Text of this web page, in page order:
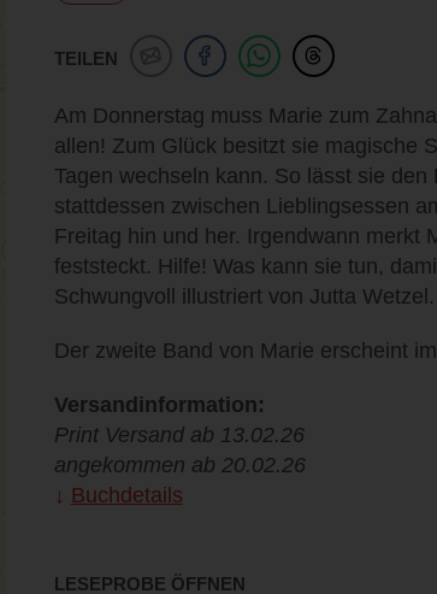
TEILEN
Am Donnerstag muss Marie zum
allen! Zum Glück besitzt sie magische
Tagen wechseln kann. So lässt sie
stattdessen zwischen Lieblingsessen
Freitag hin und her. Irgendwann merkt
feststeckt. Hilfe! Was kann sie tun,
Schwungvoll illustriert von Jutta Wetzel.
Der zweite Band von Marie erscheint
Versandinformation:
Print Versand ab 13.02.26
angekommen ab 20.02.26
Buchdetails
LESEPROBE ÖFFNEN